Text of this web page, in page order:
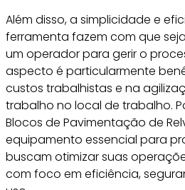
Além disso, a simplicidade e
ferramenta fazem com que
um operador para gerir o
aspecto é particularmente
custos trabalhistas e na
trabalho no local de trabalho.
Blocos de Pavimentação de
equipamento essencial para
buscam otimizar suas
com foco em eficiência,